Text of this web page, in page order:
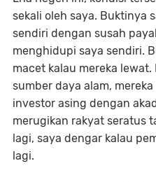
sekali oleh saya. Buktinya
sendiri dengan susah
menghidupi saya sendiri.
macet kalau mereka
sumber daya alam,
investor asing dengan
merugikan rakyat seratus
lagi, saya dengar kalau
lagi.